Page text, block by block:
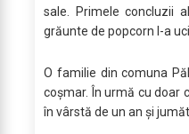
sale. Primele concluzii
grăunte de popcorn l-a
O familie din comuna
coșmar. În urmă cu doar
în vârstă de un an și